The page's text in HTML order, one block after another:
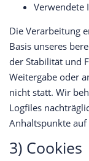
Verwendete
Die Verarbeitung
Basis unseres
der Stabilität und
Weitergabe oder
nicht statt. Wir
Logfiles
Anhaltspunkte
3) Cookies